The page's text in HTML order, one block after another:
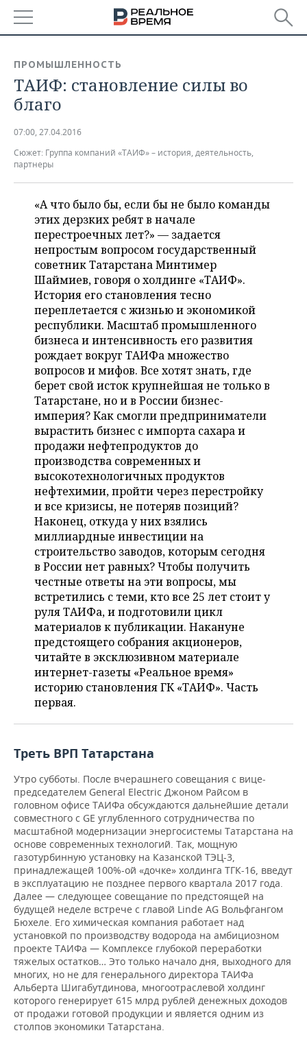
БАШКОРТОСТАН
ТАТАРСТАН
НОВОСТИ
АНАЛИТИКА
КОРОЛИ ГОСЗАКАЗА ПФО
ВУЗЫ ТАТАРСТАНА
КОМУ ПРИНАДЛЕЖАТ
ТОРГОВЫЕ ЦЕНТРЫ
ТАТАРСТАНА
ФИНАНСЫ
БАНКИ
БЮДЖЕТ
ИНВЕСТИЦИИ
НОВОСТИ
ПРОМЫШЛЕННОСТИ
АГРОПРОМ
МАШИНОСТРОЕНИЕ
НЕФТЕХИМИЯ
НЕФТЬ
ОПК
ЭНЕРГЕТИКА
НЕДВИЖИМОСТЬ
НОВОСТИ НЕДВИЖИМОСТИ
АВТО
НОВОСТИ АВТО
БИЗНЕС
НОВОСТИ БИЗНЕСА
РОЗНИЧНАЯ ТОРГОВЛЯ
ТРАНСПОРТ
УСЛУГИ
ТЕХНОЛОГИИ
НОВОСТИ ТЕХНОЛОГИЙ
МЕДИА
ТЕЛЕКОММУНИКАЦИИ
МЕРОПРИЯТИЯ
НОВОСТИ МЕРОПРИЯТИЙ
ВЫЕЗДНАЯ РЕДАКЦИЯ
БИЗНЕС-БРАНЧИ
ONLINE-КОНФЕРЕНЦИИ
ОТКРЫТАЯ ЛЕКЦИЯ
СПОРТ
НОВОСТИ СПОРТА
ФУТБОЛ
ХОККЕЙ
БАСКЕТБОЛ
ВОЛЕЙБОЛ
КИБЕРСПОРТ
ФИГУРНОЕ КАТАНИЕ
ВОДНЫЕ ВИДЫ СПОРТА
ХОККЕЙ С МЯЧОМ
ОБЩЕСТВО
НОВОСТИ ОБЩЕСТВА
ВЛАСТЬ
ИНФРАСТРУКТУРА
ИСТОРИЯ
КУЛЬТУРА
МЕДИЦИНА
ОБРАЗОВАНИЕ
ПРОИСШЕСТВИЯ
ФОТОГАЛЕРЕЯ
СЮЖЕТЫ
СПРАВОЧНИК
СПИСОК ПЕРСОН
СПИСОК КОМПАНИЙ
ПОЛНАЯ ВЕРСИЯ
ПРОМЫШЛЕННОСТЬ
ТАИФ: становление силы во
благо
07:00, 27.04.2016
Сюжет: Группа компаний «ТАИФ» – история, деятельность,
партнеры
«А что было бы, если бы не было команды
этих дерзких ребят в начале
перестроечных лет?» — задается
непростым вопросом государственный
советник Татарстана Минтимер
Шаймиев, говоря о холдинге «ТАИФ».
История его становления тесно
переплетается с жизнью и экономикой
республики. Масштаб промышленного
бизнеса и интенсивность его развития
рождает вокруг ТАИФа множество
вопросов и мифов. Все хотят знать, где
берет свой исток крупнейшая не только в
Татарстане, но и в России бизнес-
империя? Как смогли предприниматели
вырастить бизнес с импорта сахара и
продажи нефтепродуктов до
производства современных и
высокотехнологичных продуктов
нефтехимии, пройти через перестройку
и все кризисы, не потеряв позиций?
Наконец, откуда у них взялись
миллиардные инвестиции на
строительство заводов, которым сегодня
в России нет равных? Чтобы получить
честные ответы на эти вопросы, мы
встретились с теми, кто все 25 лет стоит у
руля ТАИФа, и подготовили цикл
материалов к публикации. Накануне
предстоящего собрания акционеров,
читайте в эксклюзивном материале
интернет-газеты «Реальное время»
историю становления ГК «ТАИФ». Часть
первая.
Треть ВРП Татарстана
Утро субботы. После вчерашнего совещания с вице-
председателем General Electric Джоном Райсом в
головном офисе ТАИФа обсуждаются дальнейшие детали
совместного с GE углубленного сотрудничества по
масштабной модернизации энергосистемы Татарстана на
основе современных технологий. Так, мощную
газотурбинную установку на Казанской ТЭЦ-3,
принадлежащей 100%-ой «дочке» холдинга ТГК-16, введут
в эксплуатацию не позднее первого квартала 2017 года.
Далее — следующее совещание по предстоящей на
будущей неделе встрече с главой Linde AG Вольфгангом
Бюхеле. Его химическая компания работает над
установкой по производству водорода на амбициозном
проекте ТАИФа — Комплексе глубокой переработки
тяжелых остатков… Это только начало дня, выходного для
многих, но не для генерального директора ТАИФа
Альберта Шигабутдинова, многоотраслевой холдинг
которого генерирует 615 млрд рублей денежных доходов
от продажи готовой продукции и является одним из
столпов экономики Татарстана.